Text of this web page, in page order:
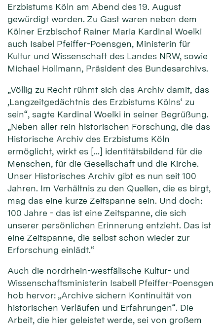
Erzbistums Köln am Abend des 19. August
gewürdigt worden. Zu Gast waren neben dem
Kölner Erzbischof Rainer Maria Kardinal Woelki
auch Isabel Pfeiffer-Poensgen, Ministerin für
Kultur und Wissenschaft des Landes NRW, sowie
Michael Hollmann, Präsident des Bundesarchivs.
„Völlig zu Recht rühmt sich das Archiv damit, das
‚Langzeitgedächtnis des Erzbistums Kölns‘ zu
sein“, sagte Kardinal Woelki in seiner Begrüßung.
„Neben aller rein historischen Forschung, die das
Historische Archiv des Erzbistums Köln
ermöglicht, wirkt es […] identitätsbildend für die
Menschen, für die Gesellschaft und die Kirche.
Unser Historisches Archiv gibt es nun seit 100
Jahren. Im Verhältnis zu den Quellen, die es birgt,
mag das eine kurze Zeitspanne sein. Und doch:
100 Jahre - das ist eine Zeitspanne, die sich
unserer persönlichen Erinnerung entzieht. Das ist
eine Zeitspanne, die selbst schon wieder zur
Erforschung einlädt.“
Auch die nordrhein-westfälische Kultur- und
Wissenschaftsministerin Isabell Pfeiffer-Poensgen
hob hervor: „Archive sichern Kontinuität von
historischen Verläufen und Erfahrungen“. Die
Arbeit, die hier geleistet werde, sei von großem